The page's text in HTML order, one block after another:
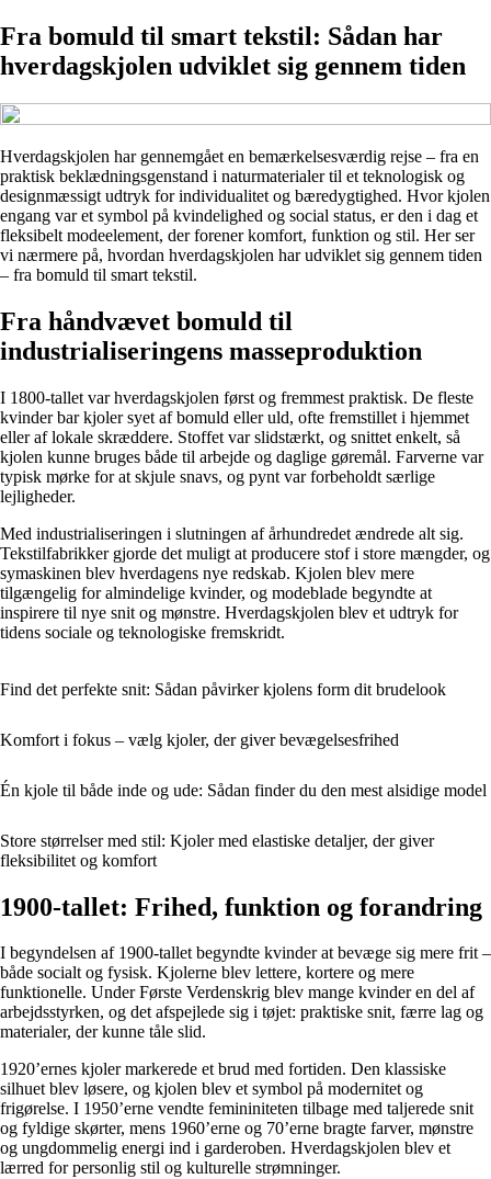
Fra bomuld til smart tekstil: Sådan har
hverdagskjolen udviklet sig gennem tiden
Hverdagskjolen har gennemgået en bemærkelsesværdig rejse – fra en
praktisk beklædningsgenstand i naturmaterialer til et teknologisk og
designmæssigt udtryk for individualitet og bæredygtighed. Hvor kjolen
engang var et symbol på kvindelighed og social status, er den i dag et
fleksibelt modeelement, der forener komfort, funktion og stil. Her ser
vi nærmere på, hvordan hverdagskjolen har udviklet sig gennem tiden
– fra bomuld til smart tekstil.
Fra håndvævet bomuld til
industrialiseringens masseproduktion
I 1800-tallet var hverdagskjolen først og fremmest praktisk. De fleste
kvinder bar kjoler syet af bomuld eller uld, ofte fremstillet i hjemmet
eller af lokale skræddere. Stoffet var slidstærkt, og snittet enkelt, så
kjolen kunne bruges både til arbejde og daglige gøremål. Farverne var
typisk mørke for at skjule snavs, og pynt var forbeholdt særlige
lejligheder.
Med industrialiseringen i slutningen af århundredet ændrede alt sig.
Tekstilfabrikker gjorde det muligt at producere stof i store mængder, og
symaskinen blev hverdagens nye redskab. Kjolen blev mere
tilgængelig for almindelige kvinder, og modeblade begyndte at
inspirere til nye snit og mønstre. Hverdagskjolen blev et udtryk for
tidens sociale og teknologiske fremskridt.
Find det perfekte snit: Sådan påvirker kjolens form dit brudelook
Komfort i fokus – vælg kjoler, der giver bevægelsesfrihed
Én kjole til både inde og ude: Sådan finder du den mest alsidige model
Store størrelser med stil: Kjoler med elastiske detaljer, der giver
fleksibilitet og komfort
1900-tallet: Frihed, funktion og forandring
I begyndelsen af 1900-tallet begyndte kvinder at bevæge sig mere frit –
både socialt og fysisk. Kjolerne blev lettere, kortere og mere
funktionelle. Under Første Verdenskrig blev mange kvinder en del af
arbejdsstyrken, og det afspejlede sig i tøjet: praktiske snit, færre lag og
materialer, der kunne tåle slid.
1920’ernes kjoler markerede et brud med fortiden. Den klassiske
silhuet blev løsere, og kjolen blev et symbol på modernitet og
frigørelse. I 1950’erne vendte femininiteten tilbage med taljerede snit
og fyldige skørter, mens 1960’erne og 70’erne bragte farver, mønstre
og ungdommelig energi ind i garderoben. Hverdagskjolen blev et
lærred for personlig stil og kulturelle strømninger.